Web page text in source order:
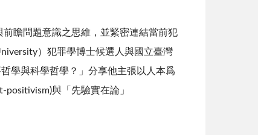
瞻問題意識之思維，並緊密連結當前犯
）犯罪學博士候選人與國立臺灣
學與科學哲學？」分享他主張以人本爲
與「先驗實在論」